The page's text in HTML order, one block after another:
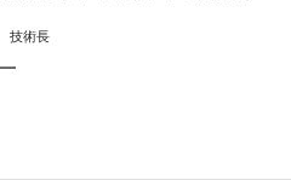
技術長